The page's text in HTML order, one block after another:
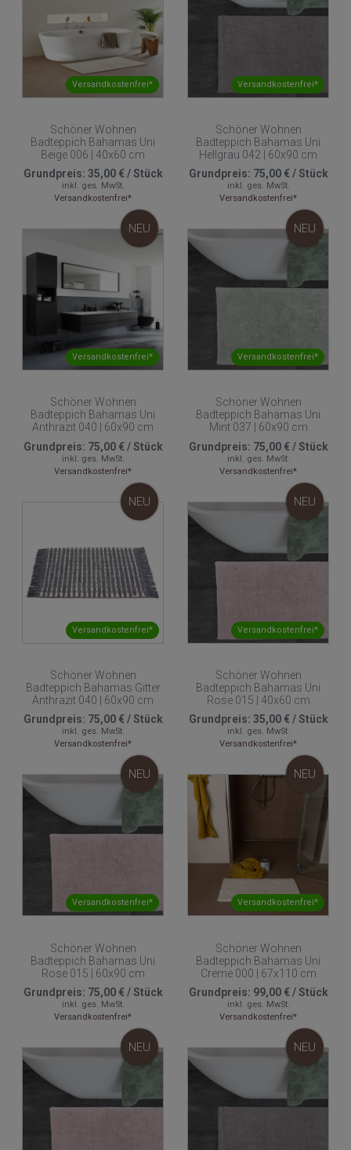
Versandkostenfrei*
Schöner Wohnen
Badteppich Bahamas Uni
Beige 006 | 40x60 cm
Grundpreis: 35,00 €/Stück
inkl. ges. MwSt.
Versandkostenfrei*
Versandkostenfrei*
Schöner Wohnen
Badteppich Bahamas Uni
Hellgrau 042 | 60x90 cm
Grundpreis: 75,00 €/Stück
inkl. ges. MwSt.
Versandkostenfrei*
Versandkostenfrei*
NEU
Schöner Wohnen
Badteppich Bahamas Uni
Anthrazit 040 | 60x90 cm
Grundpreis: 75,00 €/Stück
inkl. ges. MwSt.
Versandkostenfrei*
Versandkostenfrei*
NEU
Schöner Wohnen
Badteppich Bahamas Uni
Mint 037 | 60x90 cm
Grundpreis: 75,00 €/Stück
inkl. ges. MwSt.
Versandkostenfrei*
Versandkostenfrei*
NEU
Schöner Wohnen
Badteppich Bahamas Gitter
Anthrazit 040 | 60x90 cm
Grundpreis: 75,00 €/Stück
inkl. ges. MwSt.
Versandkostenfrei*
Versandkostenfrei*
NEU
Schöner Wohnen
Badteppich Bahamas Uni
Rose 015 | 40x60 cm
Grundpreis: 35,00 €/Stück
inkl. ges. MwSt.
Versandkostenfrei*
Versandkostenfrei*
NEU
Schöner Wohnen
Badteppich Bahamas Uni
Rose 015 | 60x90 cm
Grundpreis: 75,00 €/Stück
inkl. ges. MwSt.
Versandkostenfrei*
Versandkostenfrei*
NEU
Schöner Wohnen
Badteppich Bahamas Uni
Creme 000 | 67x110 cm
Grundpreis: 99,00 €/Stück
inkl. ges. MwSt.
Versandkostenfrei*
NEU NEU